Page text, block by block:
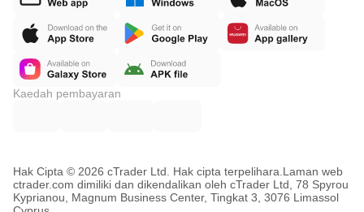
Kaedah pembayaran
Hak Cipta © 2026 cTrader Ltd. Hak cipta terpelihara. Laman web
ctrader.com dimiliki dan dikendalikan oleh cTrader Ltd, 78 Spyrou
Kyprianou, Magnum Business Center, Tingkat 3, 3076 Limassol